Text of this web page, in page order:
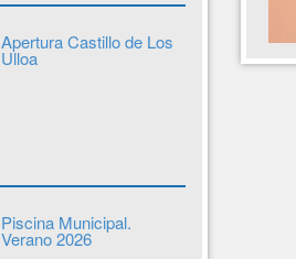
Apertura Castillo de Los
Ulloa
Piscina Municipal.
Verano 2026